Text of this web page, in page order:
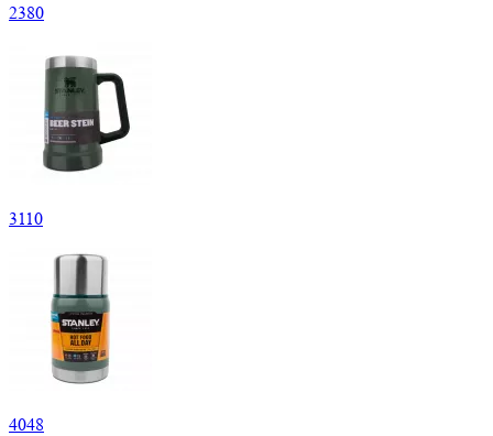
2380
3110
4048